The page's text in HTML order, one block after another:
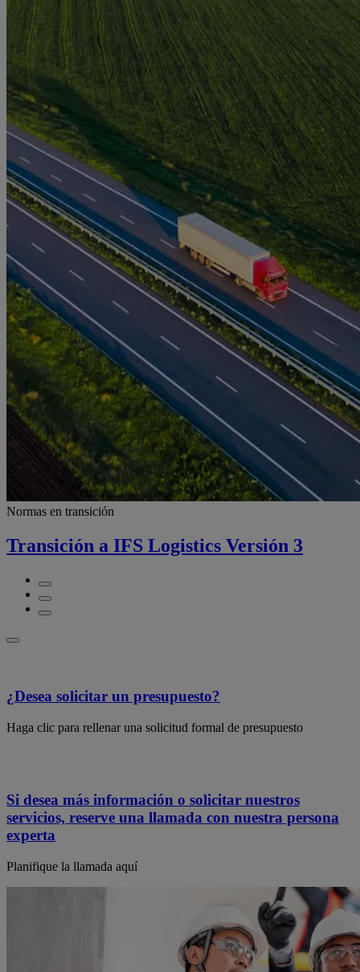
Normas en transición
Transición a IFS Logistics Versión 3
¿Desea solicitar un presupuesto?
Haga clic para rellenar una solicitud formal de presupuesto
Si desea más información o solicitar nuestros
servicios, reserve una llamada con nuestra persona
experta
Planifique la llamada aquí